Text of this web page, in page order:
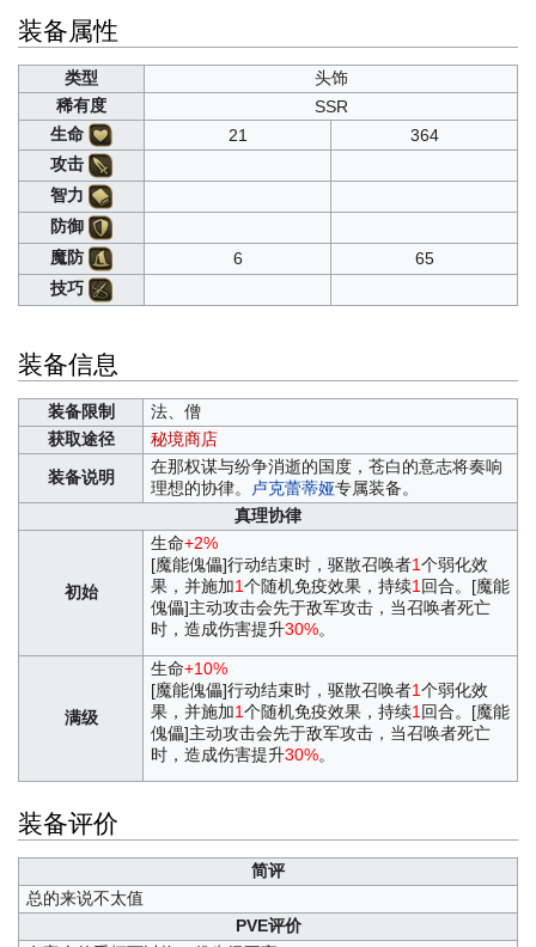
装备属性
类型
头饰
稀有度
SSR
生命
21
364
攻击
智力
防御
魔防
6
65
技巧
装备信息
装备限制
法、僧
获取途径
秘境商店
装备说明
在那权谋与纷争消逝的国度，苍白的意志将奏响
理想的协律。
卢克蕾蒂娅专属装备。
真理协律
初始
生命+2%
[魔能傀儡]行动结束时，驱散召唤者1个弱化效
果，并施加1个随机免疫效果，持续1回合。[魔能
傀儡]主动攻击会先于敌军攻击，当召唤者死亡
时，造成伤害提升30%。
满级
生命+10%
[魔能傀儡]行动结束时，驱散召唤者1个弱化效
果，并施加1个随机免疫效果，持续1回合。[魔能
傀儡]主动攻击会先于敌军攻击，当召唤者死亡
时，造成伤害提升30%。
装备评价
简评
总的来说不太值
PVE评价